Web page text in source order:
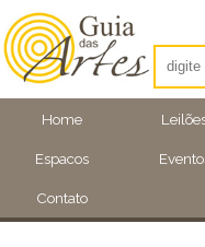
Home
Espacos
Contato